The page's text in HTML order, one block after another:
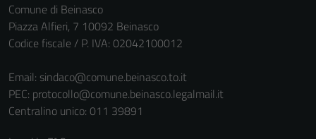
Comune di Beinasco
Piazza Alfieri, 7 10092 Beinasco
Codice fiscale / P. IVA: 02042100012
Email: sindaco@comune.beinasco.to.it
PEC: protocollo@comune.beinasco.legalmail.it
Centralino unico: 011 39891
disabilitati.
non raccolgono
informazioni